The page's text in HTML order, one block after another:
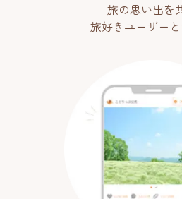
旅の思い出を
旅好きユーザー